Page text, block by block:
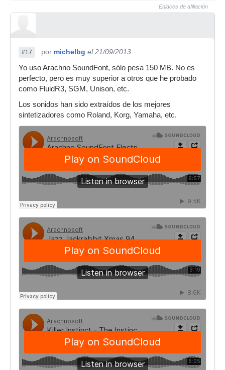
Enlaces de afiliación
#17 por michelbg el 21/09/2013
Yo uso Arachno SoundFont, sólo pesa 150 MB. No es
perfecto, pero es muy superior a otros que he probado
como FluidR3, SGM, Unison, etc.
Los sonidos han sido extraídos de los mejores
sintetizadores como Roland, Korg, Yamaha, etc.